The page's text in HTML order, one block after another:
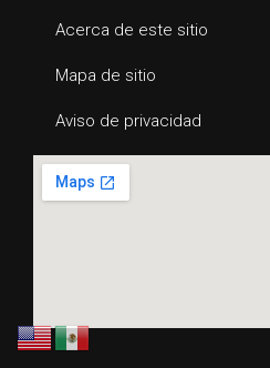
Acerca de este sitio
Mapa de sitio
Aviso de privacidad